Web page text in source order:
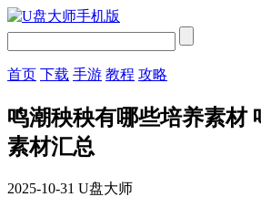
首页 下载 手游 教程 攻略
鸣潮秧秧有哪些培养素材
素材汇总
2025-10-31 U盘大师